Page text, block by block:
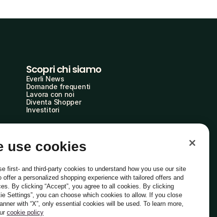
Scopri chi siamo
Everli News
Domande frequenti
Lavora con noi
Diventa Shopper
Investitori
Italiano
use cookies
first- and third-party cookies to understand how you use our site
offer a personalized shopping experience with tailored offers and
By clicking “Accept”, you agree to all cookies. By clicking
Settings”, you can choose which cookies to allow. If you close
with “X”, only essential cookies will be used. To learn more,
cookie policy